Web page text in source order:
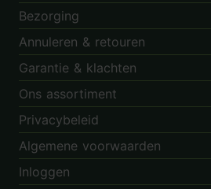
Bezorging
Annuleren & retouren
Garantie & klachten
Ons assortiment
Privacybeleid
Algemene voorwaarden
Inloggen